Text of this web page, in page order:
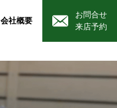
会社概要
お問合せ
来店予約